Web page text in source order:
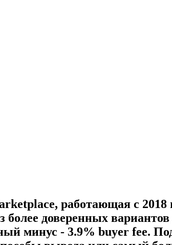
работающая с 2018
доверенных вариантов
минус - 3.9% buyer fee.